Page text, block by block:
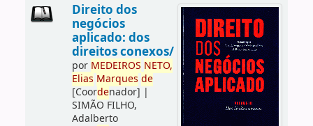
Direito dos
negócios
aplicado: dos
direitos conexos/
por MEDEIROS NETO,
Elias Marques de
[Coordenador] |
SIMÃO FILHO,
Adalberto